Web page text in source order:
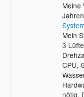
Meine
Mein
3
CPU,
nötig.